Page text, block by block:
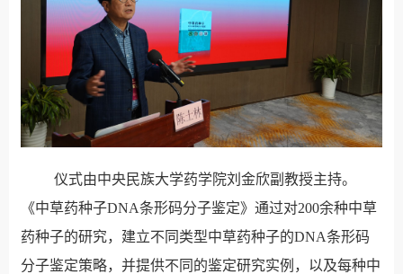
仪式由中央民族大学药学院刘金欣副教授主持。
《中草药种子DNA条形码分子鉴定》通过对200余种中草
药种子的研究，建立不同类型中草药种子的DNA条形码
分子鉴定策略，并提供不同的鉴定研究实例，以及每种中